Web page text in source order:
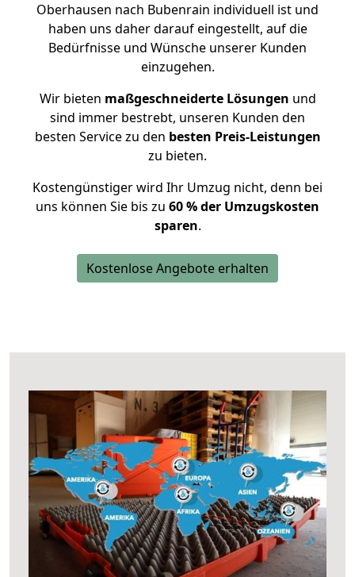
Oberhausen nach Bubenrain individuell ist und
haben uns daher darauf eingestellt, auf die
Bedürfnisse und Wünsche unserer Kunden
einzugehen.
Wir bieten maßgeschneiderte Lösungen und
sind immer bestrebt, unseren Kunden den
besten Service zu den besten Preis-Leistungen
zu bieten.
Kostengünstiger wird Ihr Umzug nicht, denn bei
uns können Sie bis zu 60 % der Umzugskosten
sparen.
Kostenlose Angebote erhalten